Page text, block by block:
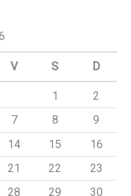
V S D
1
2
7 8
9
14 15
16
21 22
23
28 29 30